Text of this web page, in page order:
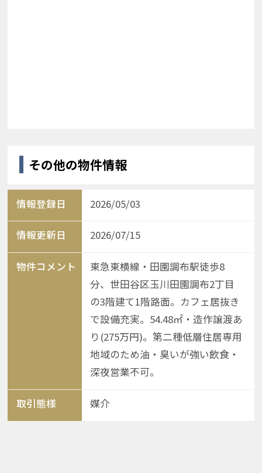
その他の物件情報
情報登録日 2026/05/03
情報更新日 2026/07/15
物件コメント
東急東横線・田園調布駅徒歩8
分、世田谷区玉川田園調布2丁目
の3階建て1階路面。カフェ居抜き
で設備充実。54.48㎡・造作譲渡あ
り(275万円)。第二種低層住居専用
地域のため油・臭いが強い飲食・
深夜営業不可。
取引態様 媒介